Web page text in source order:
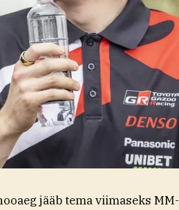
jääb tema viimaseks MM-